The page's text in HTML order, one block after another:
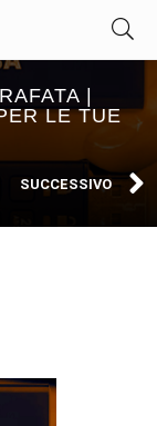
|
LE TUE
SUCCESSIVO